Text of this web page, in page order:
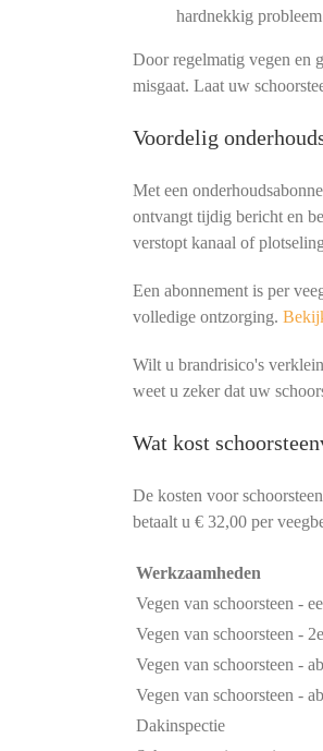
hardnekkig
Door regelmatig vegen en
misgaat. Laat uw
Voordelig
Met een
ontvangt tijdig bericht en
verstopt kanaal of
Een abonnement is per
volledige ontzorging.
Wilt u brandrisico's
weet u zeker dat uw
Wat kost
De kosten voor
betaalt u € 32,00 per
Werkzaamheden
Vegen van schoorsteen -
Vegen van schoorsteen -
Vegen van schoorsteen -
Vegen van schoorsteen -
Dakinspectie